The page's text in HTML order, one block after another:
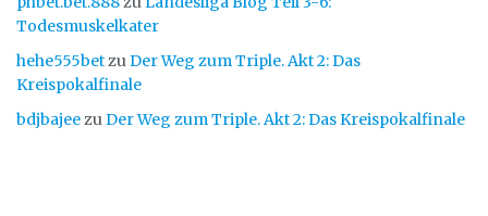
Todesmuskelkater
hehe555betzuDer Weg zum Triple. Akt 2: Das
Kreispokalfinale
bdjbajeezuDer Weg zum Triple. Akt 2: Das Kreispokalfinale